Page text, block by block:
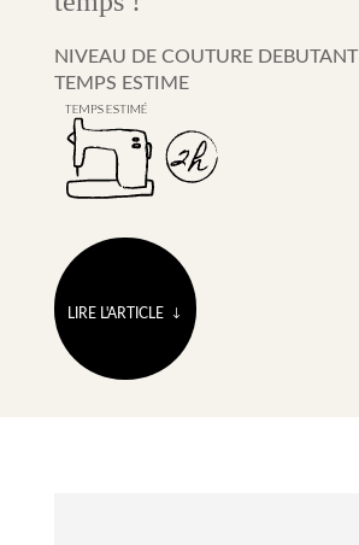
NIVEAU DE COUTURE DEBUTANT
TEMPS ESTIME
LIRE L'ARTICLE